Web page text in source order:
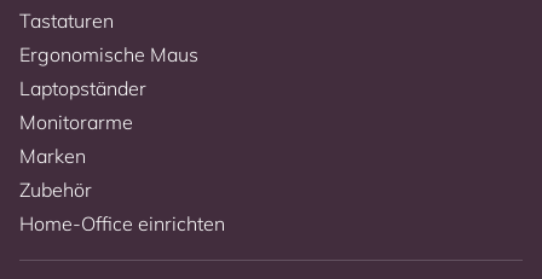
Tastaturen
Ergonomische Maus
Laptopständer
Monitorarme
Marken
Zubehör
Home-Office einrichten